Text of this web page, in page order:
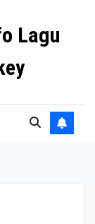
Lagu